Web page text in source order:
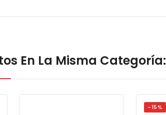
En La Misma Categoría:
-15%